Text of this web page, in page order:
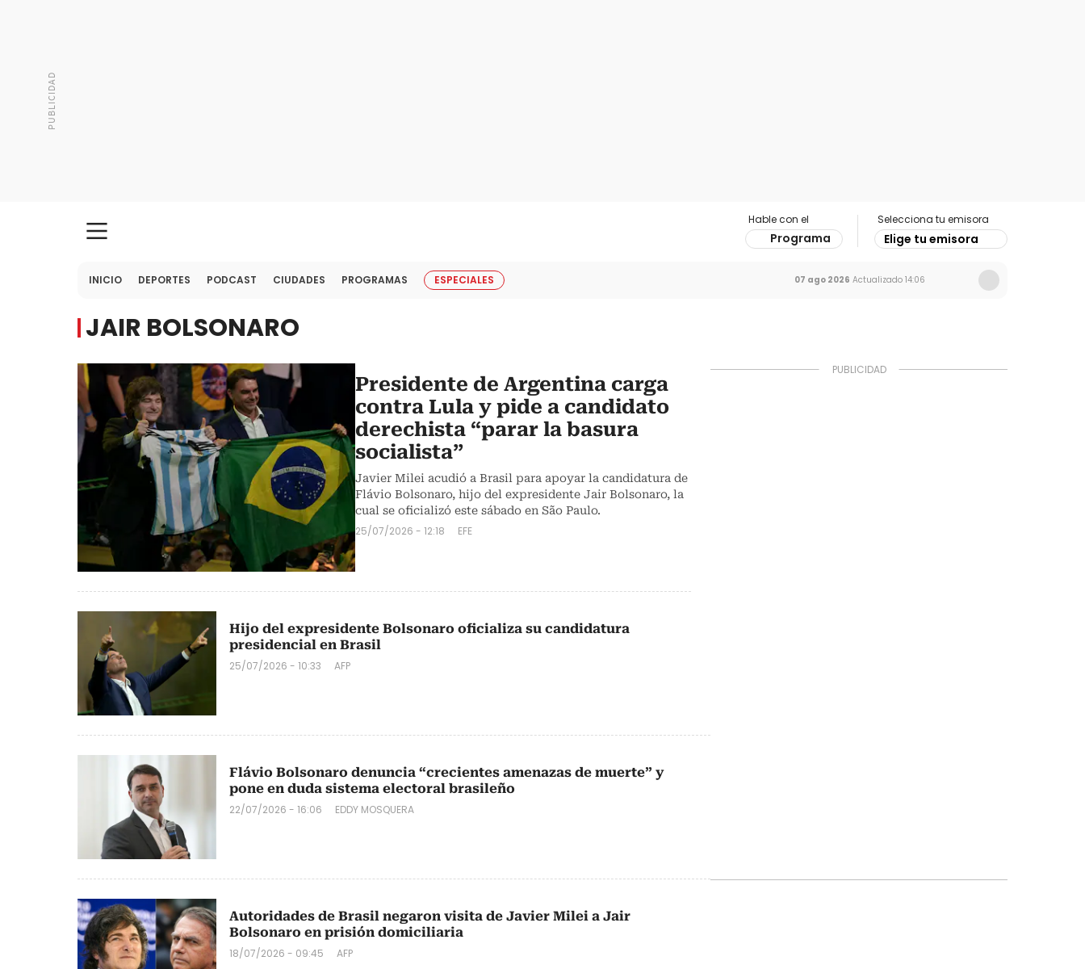
Hable con el
Programa
Selecciona tu emisora
Elige tu emisora
INICIO DEPORTES PODCAST CIUDADES PROGRAMAS ESPECIALES 07 ago 2026 Actualizado 14:06
JAIR BOLSONARO
Presidente de Argentina carga
contra Lula y pide a candidato
derechista “parar la basura
socialista”
Javier Milei acudió a Brasil para apoyar la candidatura de
Flávio Bolsonaro, hijo del expresidente Jair Bolsonaro, la
cual se oficializó este sábado en São Paulo.
25/07/2026 - 12:18 EFE
Hijo del expresidente Bolsonaro oficializa su candidatura
presidencial en Brasil
25/07/2026 - 10:33 AFP
Flávio Bolsonaro denuncia “crecientes amenazas de muerte” y
pone en duda sistema electoral brasileño
22/07/2026 - 16:06 EDDY MOSQUERA
Autoridades de Brasil negaron visita de Javier Milei a Jair
Bolsonaro en prisión domiciliaria
18/07/2026 - 09:45 AFP